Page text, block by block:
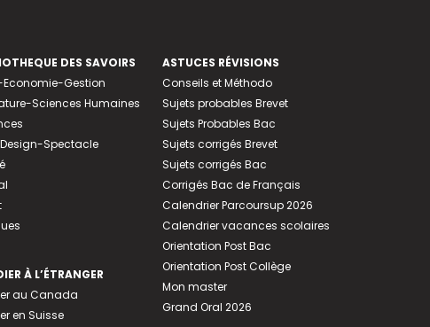
DES SAVOIRS
Economie-Gestion
Sciences Humaines
Spectacle
À L’ÉTRANGER
au Canada
en Suisse
ASTUCES RÉVISIONS
Conseils et Méthodo
Sujets probables Brevet
Sujets Probables Bac
Sujets corrigés Brevet
Sujets corrigés Bac
Corrigés Bac de Français
Calendrier Parcoursup 2026
Calendrier vacances scolaires
Orientation Post Bac
Orientation Post Collège
Mon master
Grand Oral 2026